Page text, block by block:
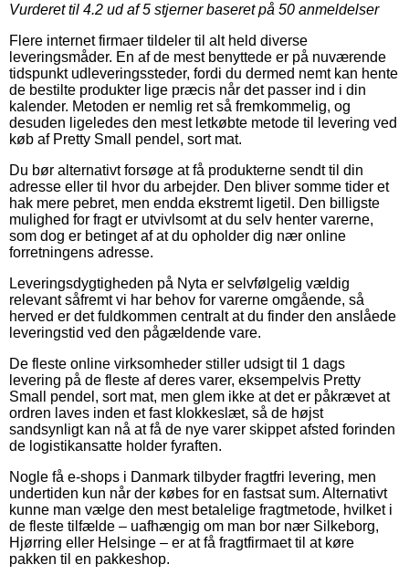
Vurderet til 4.2 ud af 5 stjerner baseret på 50 anmeldelser
Flere internet firmaer tildeler til alt held diverse
leveringsmåder. En af de mest benyttede er på nuværende
tidspunkt udleveringssteder, fordi du dermed nemt kan hente
de bestilte produkter lige præcis når det passer ind i din
kalender. Metoden er nemlig ret så fremkommelig, og
desuden ligeledes den mest letkøbte metode til levering ved
køb af Pretty Small pendel, sort mat.
Du bør alternativt forsøge at få produkterne sendt til din
adresse eller til hvor du arbejder. Den bliver somme tider et
hak mere pebret, men endda ekstremt ligetil. Den billigste
mulighed for fragt er utvivlsomt at du selv henter varerne,
som dog er betinget af at du opholder dig nær online
forretningens adresse.
Leveringsdygtigheden på Nyta er selvfølgelig vældig
relevant såfremt vi har behov for varerne omgående, så
herved er det fuldkommen centralt at du finder den anslåede
leveringstid ved den pågældende vare.
De fleste online virksomheder stiller udsigt til 1 dags
levering på de fleste af deres varer, eksempelvis Pretty
Small pendel, sort mat, men glem ikke at det er påkrævet at
ordren laves inden et fast klokkeslæt, så de højst
sandsynligt kan nå at få de nye varer skippet afsted forinden
de logistikansatte holder fyraften.
Nogle få e-shops i Danmark tilbyder fragtfri levering, men
undertiden kun når der købes for en fastsat sum. Alternativt
kunne man vælge den mest betalelige fragtmetode, hvilket i
de fleste tilfælde – uafhængig om man bor nær Silkeborg,
Hjørring eller Helsinge – er at få fragtfirmaet til at køre
pakken til en pakkeshop.